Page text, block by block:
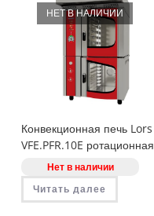
можно
выбрать
на
странице
товара.
НЕТ В НАЛИЧИИ
Конвекционная печь Lors
VFE.PFR.10E ротационная
электрическая
Нет в наличии
Читать далее